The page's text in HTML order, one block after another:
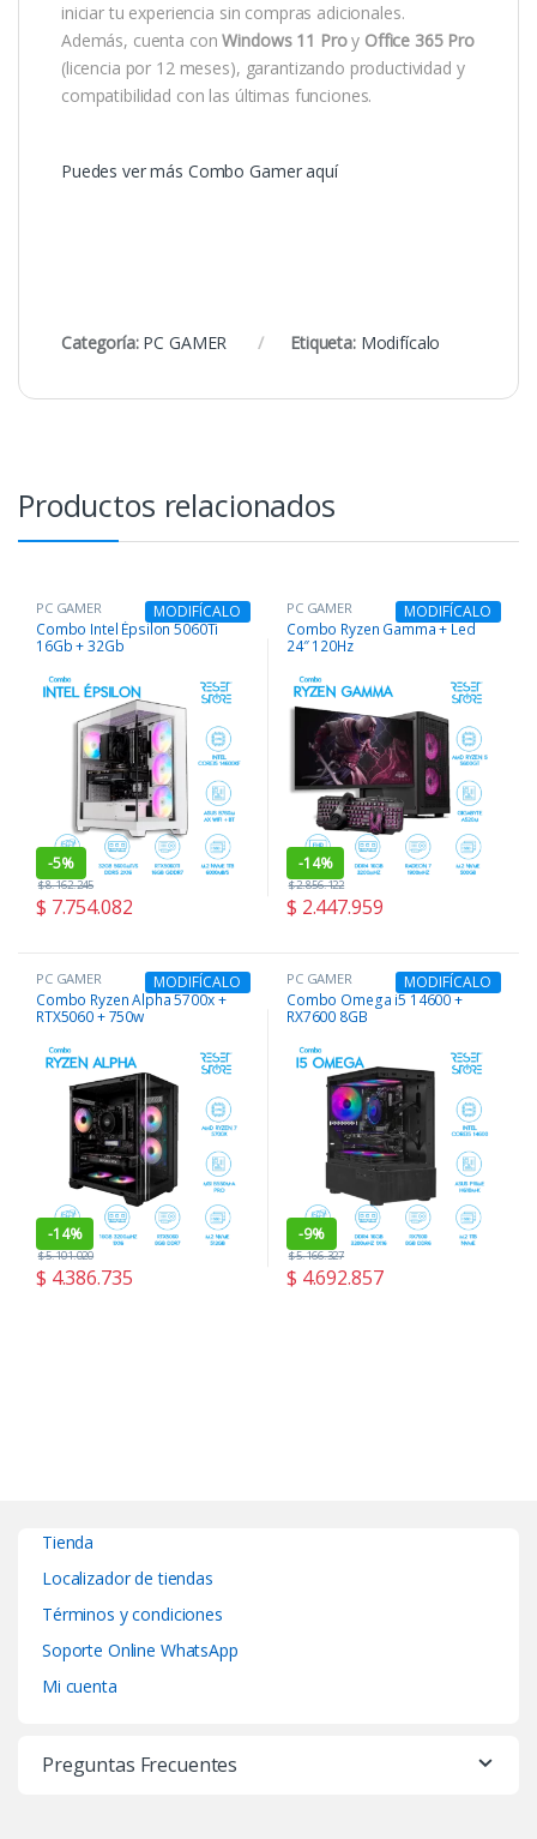
iniciar tu experiencia sin compras adicionales.
Además, cuenta conWindows 11 Proy Office 365 Pro
(licencia por 12 meses), garantizando productividad y
compatibilidad con las últimas funciones.
Puedes ver más Combo Gamer aquí
Categoría: PC GAMER Etiqueta: Modifícalo
Productos relacionados
PC GAMER
Combo Intel Épsilon 5060Ti
16Gb + 32Gb
-5%
MODIFÍCALO
$ 7.754.082
$8.162.245
PC GAMER
Combo Ryzen Gamma + Led
24″ 120Hz
-14%
MODIFÍCALO
$ 2.447.959
$2.856.122
PC GAMER
Combo Ryzen Alpha 5700x +
RTX5060 + 750w
-14%
MODIFÍCALO
$ 4.386.735
$5.101.020
PC GAMER
Combo Omega i5 14600 +
RX7600 8GB
-9%
MODIFÍCALO
$ 4.692.857
$5.166.327
Tienda
Localizador de tiendas
Términos y condiciones
Soporte Online WhatsApp
Mi cuenta
Preguntas Frecuentes